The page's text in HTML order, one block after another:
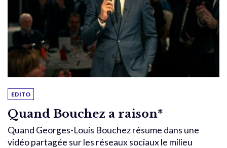
EDITO
Quand Bouchez a raison*
Quand Georges-Louis Bouchez résume dans une
vidéo partagée sur les réseaux sociaux le milieu